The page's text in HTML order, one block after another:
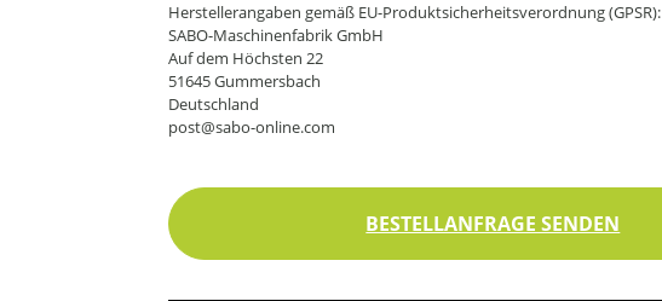
Herstellerangaben gemäß EU-Produktsicherheitsverordnung (GPSR):
SABO-Maschinenfabrik GmbH
Auf dem Höchsten 22
51645 Gummersbach
Deutschland
post@sabo-online.com
BESTELLANFRAGE SENDEN